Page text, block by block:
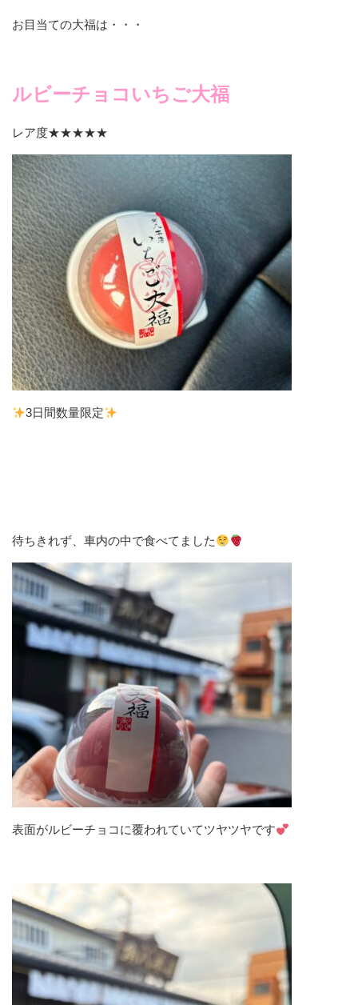
お目当ての大福は・・・
ルビーチョコいちご大福
レア度★★★★★
3日間数量限定
待ちきれず、車内の中で食べてました
表面がルビーチョコに覆われていてツヤツヤです